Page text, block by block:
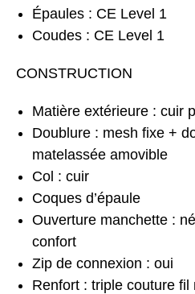
Épaules : CE Level 1
Coudes : CE Level 1
CONSTRUCTION
Matière extérieure : cuir
Doublure : mesh fixe +
matelassée amovible
Col : cuir
Coques d’épaule
Ouverture manchette :
confort
Zip de connexion : oui
Renfort : triple couture fil